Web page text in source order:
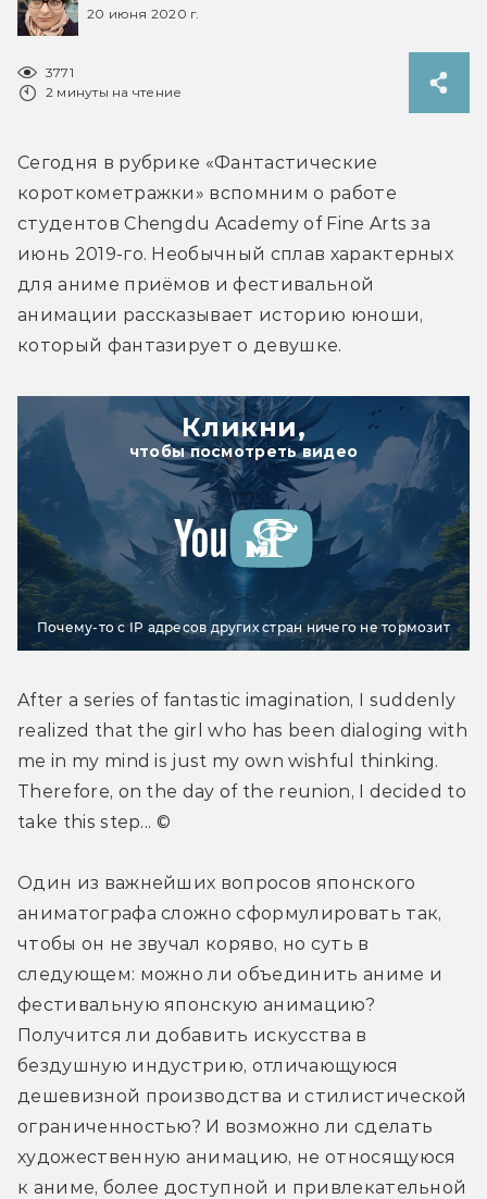
20 июня 2020 г.
3771
2 минуты на чтение
Сегодня в рубрике «Фантастические
короткометражки» вспомним о работе
студентов Chengdu Academy of Fine Arts за
июнь 2019-го. Необычный сплав характерных
для аниме приёмов и фестивальной
анимации рассказывает историю юноши,
который фантазирует о девушке.
Кликни,
чтобы посмотреть видео
Почему-то с IP адресов других стран ничего не тормозит
After a series of fantastic imagination, I suddenly
realized that the girl who has been dialoging with
me in my mind is just my own wishful thinking.
Therefore, on the day of the reunion, I decided to
take this step... ©
Один из важнейших вопросов японского
аниматографа сложно сформулировать так,
чтобы он не звучал коряво, но суть в
следующем: можно ли объединить аниме и
фестивальную японскую анимацию?
Получится ли добавить искусства в
бездушную индустрию, отличающуюся
дешевизной производства и стилистической
ограниченностью? И возможно ли сделать
художественную анимацию, не относящуюся
к аниме, более доступной и привлекательной